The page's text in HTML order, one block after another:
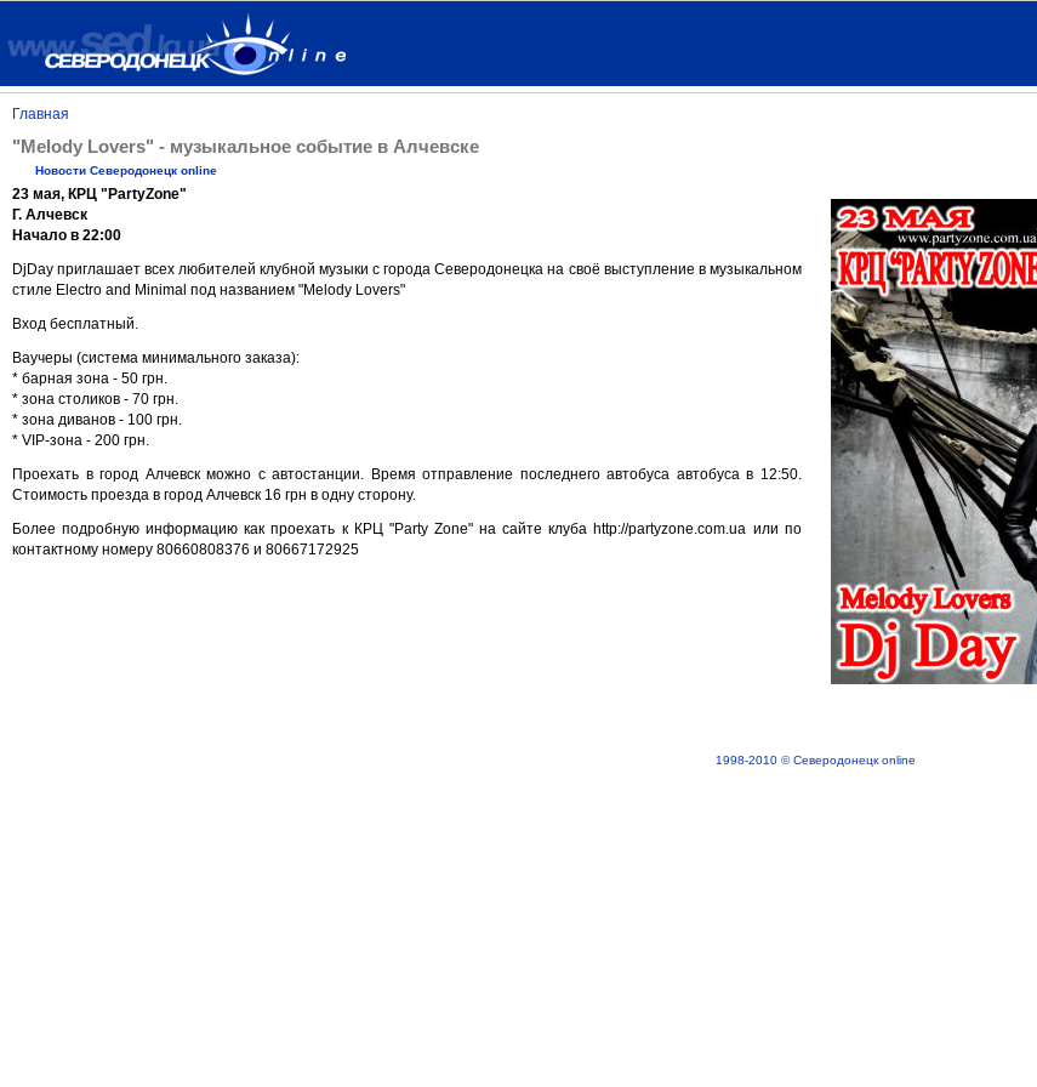
Главная
"Melody Lovers" - музыкальное событие в Алчевске
Новости Северодонецк online
23 мая, КРЦ "PartyZone"
Г. Алчевск
Начало в 22:00
DjDay приглашает всех любителей клубной музыки с города Северодонецка на своё выступление в музыкальном
стиле Electro and Minimal под названием "Melody Lovers"
Вход бесплатный.
Ваучеры (система минимального заказа):
* барная зона - 50 грн.
* зона столиков - 70 грн.
* зона диванов - 100 грн.
* VIP-зона - 200 грн.
Проехать в город Алчевск можно с автостанции. Время отправление последнего автобуса автобуса в 12:50.
Стоимость проезда в город Алчевск 16 грн в одну сторону.
Более подробную информацию как проехать к КРЦ "Party Zone" на сайте клуба http://partyzone.com.ua или по
контактному номеру 80660808376 и 80667172925
1998-2010 © Северодонецк online